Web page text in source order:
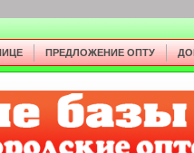
ПРЕДЛОЖЕНИЕ ОПТУ